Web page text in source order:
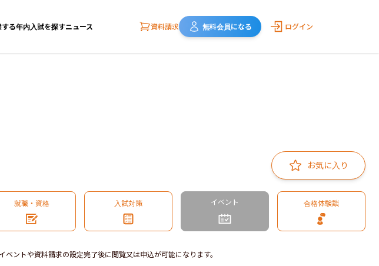
る年内入試を探すニュース 資料請求 無料会員になる ログイン
お気に入り
就職・資格 入試対策 イベント 合格体験談
ントや資料請求の設定完了後に閲覧又は申込が可能になります。